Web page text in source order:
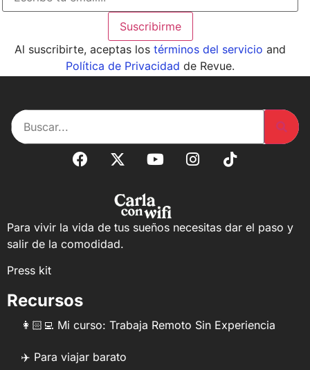
Al suscribirte, aceptas los términos del servicio and
Política de Privacidad de Revue.
Para vivir la vida de tus sueños necesitas dar el paso y
salir de la comodidad.
Press kit
Recursos
👩🏻‍💻 Mi curso: Trabaja Remoto Sin Experiencia
✈️ Para viajar barato